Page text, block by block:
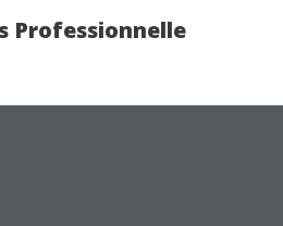
Professionnelle